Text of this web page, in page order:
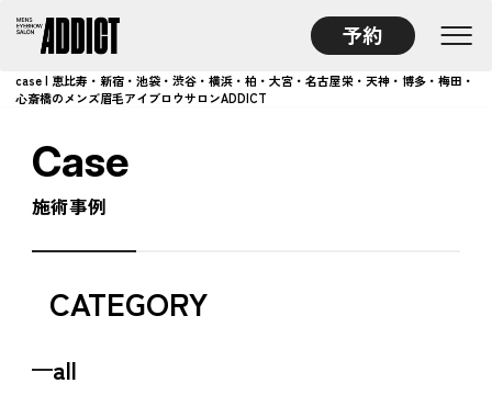
予約
case | 恵比寿・新宿・池袋・渋谷・横浜・柏・大宮・名古屋栄・天神・博多・梅田・
心斎橋のメンズ眉毛アイブロウサロンADDICT
Case
施術事例
CATEGORY
all